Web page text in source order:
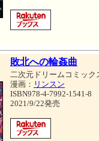
敗北への輪姦曲
二次元ドリームコミック
漫画： リンスン
ISBN978-4-7992-1541-8
2021/9/22発売